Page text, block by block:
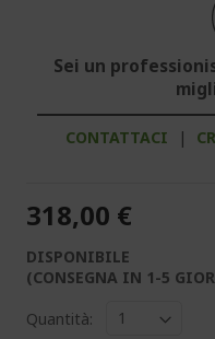
Sei un
CONTATTACI |
318,00 €
DISPONIBILE
(CONSEGNA IN 1-5
Quantità: